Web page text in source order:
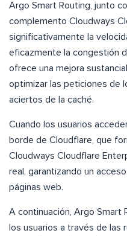
Argo Smart Routing, junto
complemento Cloudways
significativamente la
eficazmente la congestión
ofrece una mejora
optimizar las peticiones de
aciertos de la caché.
Cuando los usuarios
borde de Cloudflare, que
Cloudways Cloudflare
real, garantizando un
páginas web.
A continuación, Argo Smart
los usuarios a través de las